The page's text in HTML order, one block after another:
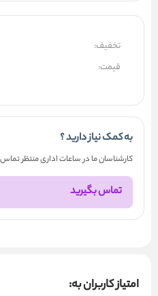
تخفیف:
قیمت:
به کمک نیاز دارید ؟
کارشناسان ما در ساعات اداری منتظر
تماس بگیرید
امتیاز کاربران به: